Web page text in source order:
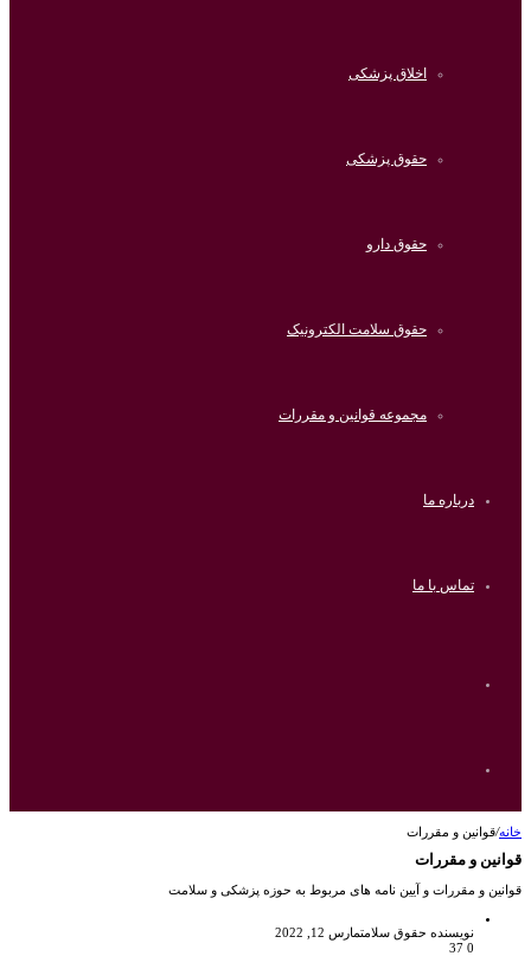
اخلاق پزشکی
حقوق پزشکی
حقوق دارو
حقوق سلامت الکترونیک
مجموعه قوانین و مقررات
درباره ما
تماس با ما
برای
خانه/قوانین و مقررات
قوانین و مقررات
قوانین و مقررات و آیین نامه های مربوط به حوزه پزشکی و سلامت
نویسنده حقوق سلامتمارس 12, 2022
0